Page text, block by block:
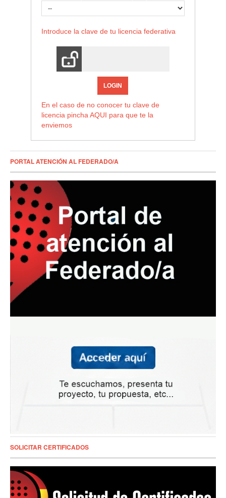
Introduce la clave de tu licencia federativa
LOGIN
En el caso de no conocer tu clave de
licencia pincha AQUI para que te la
enviemos
PORTAL ATENCIÓN AL FEDERADO/A
SOLICITAR CERTIFICADOS